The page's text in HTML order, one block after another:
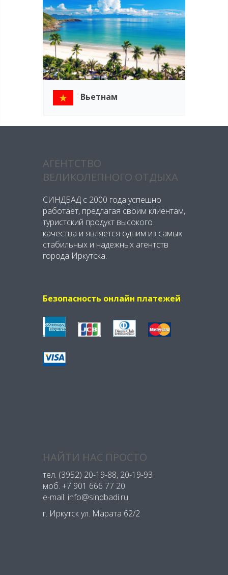
Вьетнам
АГЕНТСТВО
ВЕЛИКОЛЕПНОГО ОТДЫХА
СИНДБАД с 2000 года успешно
работает, предлагая своим клиентам,
туристский продукт высокого
качества и является одним из самых
стабильных и надежных агентств
города Иркутска.
Безопасность онлайн платежей
НАЙТИ НАС ПРОСТО
тел. (3952) 20-19-88, 20-19-93
моб. +7 901 666 77 20
e-mail: info@sindbadi.ru
г. Иркутск ул. Марата 62/2